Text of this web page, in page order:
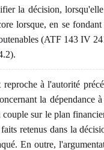
la décision,
lorsque, en se
(ATF 143 IV
reproche à l'autorité
la dépendance
couple sur le plan
retenus dans la
En outre,